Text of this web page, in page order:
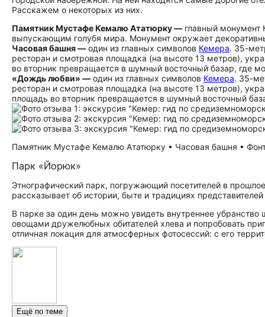
Расскажем о некоторых из них.
Памятник Мустафе Кемалю Ататюрку — главный монумент
выпускающим голубя мира. Монумент окружает
Часовая башня — один из главных символов Кемера. 35-
ресторан и смотровая площадка (на высоте 13 метров),
во вторник превращается в шумный восточный базар, где
«Дождь любви» — один из главных символов Кемера. 35-
ресторан и смотровая площадка (на высоте 13 метров),
площадь во вторник превращается в шумный восточный
Памятник Мустафе Кемалю Ататюрку • Часовая башня •
Парк «Йорюк»
Этнографический парк, погружающий посетителей в
рассказывает об истории, быте и традициях
В парке за один день можно увидеть внутреннее убранство
овощами дружелюбных обитателей хлева и попробовать
отличная локация для атмосферных фотосессий: с его
Ещё по теме